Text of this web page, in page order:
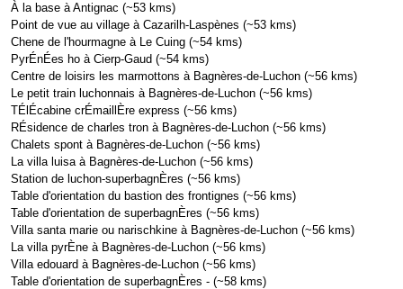
À la base à Antignac (~53 kms)
Point de vue au village à Cazarilh-Laspènes (~53 kms)
Chene de l'hourmagne à Le Cuing (~54 kms)
PyrÉnÉes ho à Cierp-Gaud (~54 kms)
Centre de loisirs les marmottons à Bagnères-de-Luchon (~56 kms)
Le petit train luchonnais à Bagnères-de-Luchon (~56 kms)
TÉlÉcabine crÉmaillÈre express (~56 kms)
RÉsidence de charles tron à Bagnères-de-Luchon (~56 kms)
Chalets spont à Bagnères-de-Luchon (~56 kms)
La villa luisa à Bagnères-de-Luchon (~56 kms)
Station de luchon-superbagnÈres (~56 kms)
Table d'orientation du bastion des frontignes (~56 kms)
Table d'orientation de superbagnÈres (~56 kms)
Villa santa marie ou narischkine à Bagnères-de-Luchon (~56 kms)
La villa pyrÈne à Bagnères-de-Luchon (~56 kms)
Villa edouard à Bagnères-de-Luchon (~56 kms)
Table d'orientation de superbagnÈres - (~58 kms)